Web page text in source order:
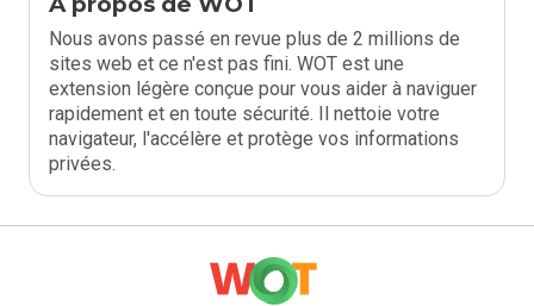
Nous avons passé en revue plus de 2 millions de
sites web et ce n'est pas fini. WOT est une
extension légère conçue pour vous aider à naviguer
rapidement et en toute sécurité. Il nettoie votre
navigateur, l'accélère et protège vos informations
privées.